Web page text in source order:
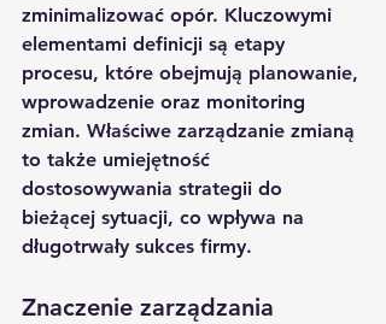
zminimalizować opór. Kluczowymi
elementami definicji są etapy
procesu, które obejmują planowanie,
wprowadzenie oraz monitoring
zmian. Właściwe zarządzanie zmianą
to także umiejętność
dostosowywania strategii do
bieżącej sytuacji, co wpływa na
długotrwały sukces firmy.
Znaczenie zarządzania